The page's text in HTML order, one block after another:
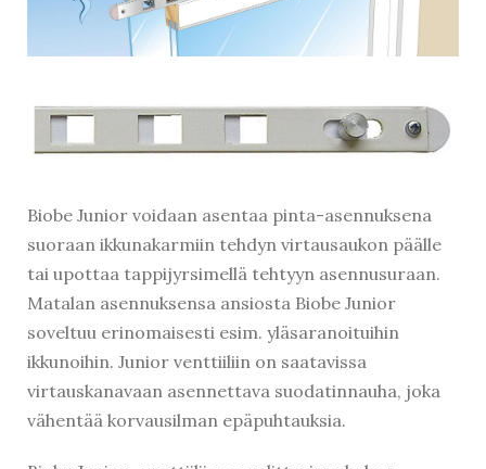
Biobe Junior voidaan asentaa pinta-asennuksena
suoraan ikkunakarmiin tehdyn virtausaukon päälle
tai upottaa tappijyrsimellä tehtyyn asennusuraan.
Matalan asennuksensa ansiosta Biobe Junior
soveltuu erinomaisesti esim. yläsaranoituihin
ikkunoihin. Junior venttiiliin on saatavissa
virtauskanavaan asennettava suodatinnauha, joka
vähentää korvausilman epäpuhtauksia.